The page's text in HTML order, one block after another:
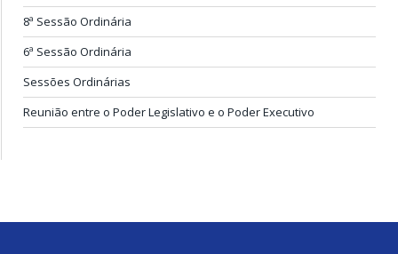
8ª Sessão Ordinária
6ª Sessão Ordinária
Sessões Ordinárias
Reunião entre o Poder Legislativo e o Poder Executivo